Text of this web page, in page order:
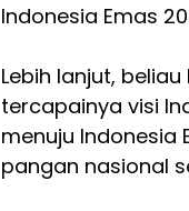
Indonesia Emas
Lebih lanjut,
tercapainya visi
menuju Indonesia
pangan nasional